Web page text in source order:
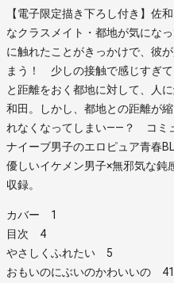
【電子限定描き下ろし付き】佐
なクラスメイト・都地が気にな
に触れたことがきっかけで、彼
まう！ 少しの接触で感じすぎ
と距離をおく都地に対して、人
和田。しかし、都地との距離が
れなくなってしまい――？ コミ
ナイーブ男子のエロピュア青
優しいイケメン男子×無邪気な鈍
収録。
カバー 1
目次 4
やさしくふれたい 5
おもいのにぶいのかわいいの 41